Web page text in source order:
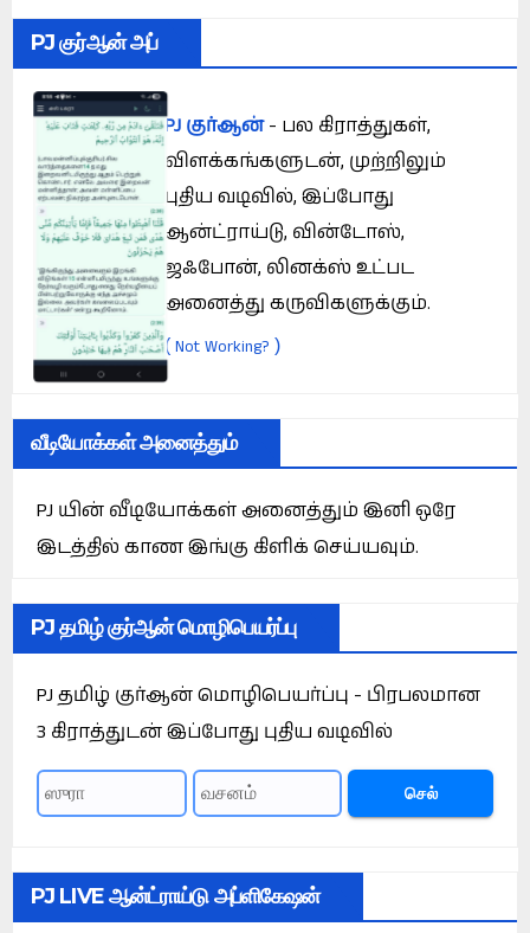
PJ குர்ஆன் அப்
PJ குர்ஆன்- பல கிராத்துகள்,
விளக்கங்களுடன், முற்றிலும்
புதிய வடிவில், இப்போது
ஆன்ட்ராய்டு, வின்டோஸ்,
ஜஃபோன், லினக்ஸ் உட்பட
அனைத்து கருவிகளுக்கும்.
(Not Working? )
வீடியோக்கள் அனைத்தும்
PJ யின் வீடியோக்கள் அனைத்தும் இனி ஒரே
இடத்தில் காண இங்கு கிளிக் செய்யவும்.
PJ தமிழ் குர்ஆன் மொழிபெயர்ப்பு
PJ தமிழ் குர்ஆன் மொழிபெயர்ப்பு - பிரபலமான
3 கிராத்துடன் இப்போது புதிய வடிவில்
செல்
PJ LIVE ஆன்ட்ராய்டு அப்ளிகேஷன்